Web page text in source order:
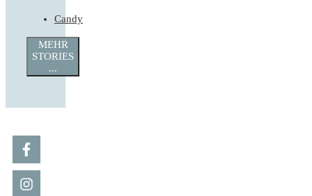
Candy
MEHR
STORIES
...